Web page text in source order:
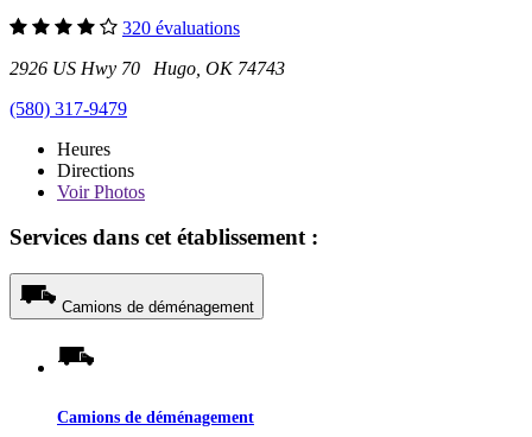
320 évaluations
2926 US Hwy 70 Hugo, OK 74743
(580) 317-9479
Heures
Directions
VoirPhotos
Services dans cet établissement :
Camions de déménagement
Camions de déménagement